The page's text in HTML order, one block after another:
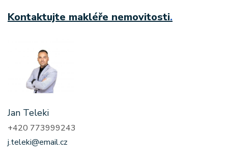
Kontaktujte makléře nemovitosti.
Jan Teleki
+420 773999243
j.teleki@email.cz